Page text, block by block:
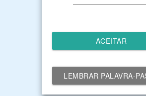
ACEITAR
LEMBRAR PALAVRA-